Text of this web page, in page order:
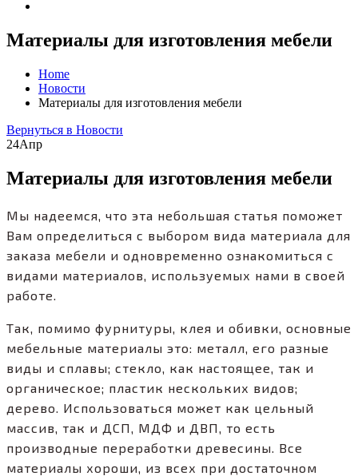
Материалы для изготовления мебели
Home
Новости
Материалы для изготовления мебели
Вернуться в Новости
24Апр
Материалы для изготовления мебели
Мы надеемся, что эта небольшая статья поможет
Вам определиться с выбором вида материала для
заказа мебели и одновременно ознакомиться с
видами материалов, используемых нами в своей
работе.
Так, помимо фурнитуры, клея и обивки, основные
мебельные материалы это: металл, его разные
виды и сплавы; стекло, как настоящее, так и
органическое; пластик нескольких видов;
дерево. Использоваться может как цельный
массив, так и ДСП, МДФ и ДВП, то есть
производные переработки древесины. Все
материалы хороши, из всех при достаточном